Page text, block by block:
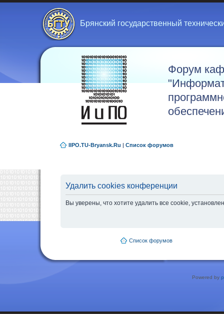
Брянский государственный
Форум
IIPO.TU-Bryansk.Ru | Список форумов
Удалить cookies конференции
Вы уверены, что хотите удалить все cookie,
Список форумов
Powered by